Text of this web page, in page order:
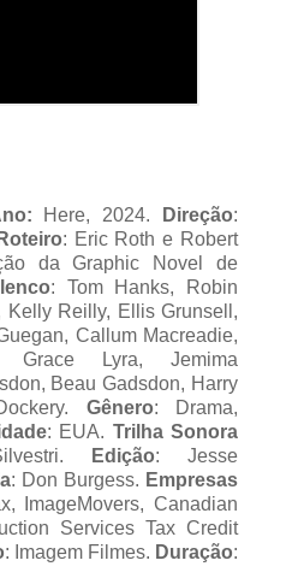
Here, 2024. Direção:
Roteiro: Eric Roth e Robert
da Graphic Novel de
: Tom Hanks, Robin
Kelly Reilly, Ellis Grunsell,
Callum Macreadie,
Grace Lyra, Jemima
Beau Gadsdon, Harry
Gênero: Drama,
: EUA. Trilha Sonora
Edição: Jesse
: Don Burgess. Empresas
ImageMovers, Canadian
Services Tax Credit
: Imagem Filmes. Duração: